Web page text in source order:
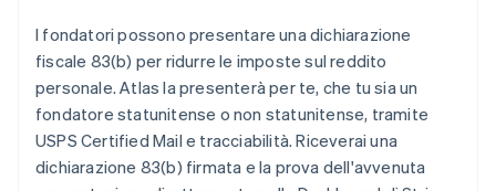
I fondatori possono presentare una dichiarazione
fiscale 83(b) per ridurre le imposte sul reddito
personale. Atlas la presenterà per te, che tu sia un
fondatore statunitense o non statunitense, tramite
USPS Certified Mail e tracciabilità. Riceverai una
dichiarazione 83(b) firmata e la prova dell'avvenuta